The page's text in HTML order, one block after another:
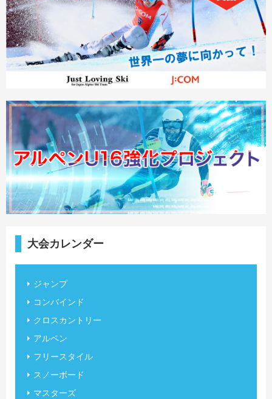
大会カレンダー
ジャンプ
コンバインド
クロスカントリー
アルペン
フリースタイル
スノーボード
マスターズ